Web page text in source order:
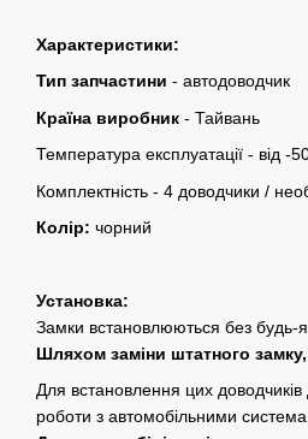
Характеристики:
Тип запчастини - автодоводчик
Країна виробник - Тайвань
Температура експлуатації - від -
Комплектність - 4 доводчики /
Колір: чорний
Установка:
Замки встановлюються без будь-
Шляхом заміни штатного
Для встановлення цих
роботи з автомобільними